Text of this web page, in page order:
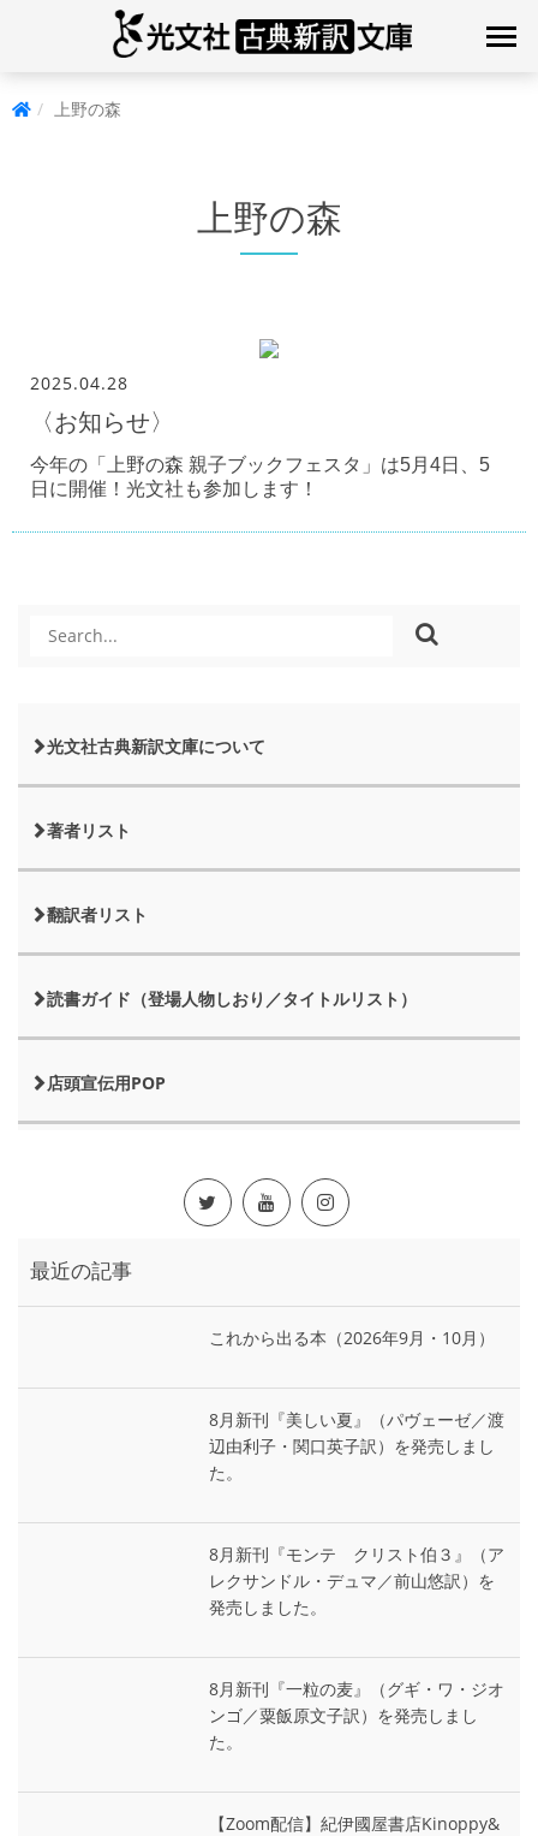
上野の森
上野の森
2025.04.28
〈お知らせ〉
今年の「上野の森 親子ブックフェスタ」は5月4日、5
日に開催！光文社も参加します！
光文社古典新訳文庫について
著者リスト
翻訳者リスト
読書ガイド（登場人物しおり／タイトルリスト）
店頭宣伝用POP
最近の記事
これから出る本（2026年9月・10月）
8月新刊『美しい夏』（パヴェーゼ／渡
辺由利子・関口英子訳）を発売しまし
た。
8月新刊『モンテ゠クリスト伯３』（ア
レクサンドル・デュマ／前山悠訳）を
発売しました。
8月新刊『一粒の麦』（グギ・ワ・ジオ
ンゴ／粟飯原文子訳）を発売しまし
た。
【Zoom配信】紀伊國屋書店Kinoppy&